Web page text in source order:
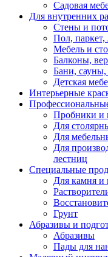
Садовая
Для внутренних
Стены и
Пол,
Мебель и
Балконы,
Бани,
Детская
Интерьерные
Пробники и
Для
Для
Для
лестниц
Специальные
Для камня и
Грунт
Абразивы и
Абразивы
Пады для